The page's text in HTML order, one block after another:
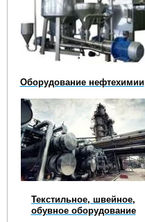
Оборудование нефтехимии
Текстильное, швейное,
обувное оборудование